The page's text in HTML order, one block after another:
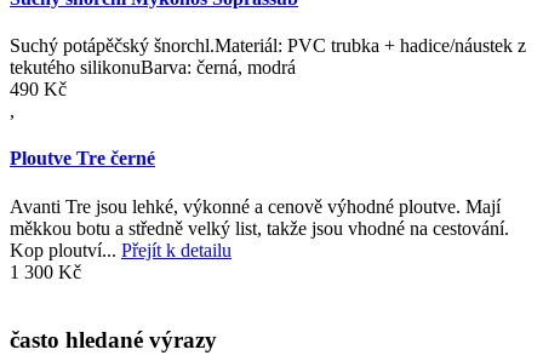
Suchý potápěčský šnorchl.Materiál: PVC trubka + hadice/náustek z
tekutého silikonuBarva: černá, modrá
490 Kč
,
Ploutve Tre černé
Avanti Tre jsou lehké, výkonné a cenově výhodné ploutve. Mají
měkkou botu a středně velký list, takže jsou vhodné na cestování.
Kop ploutví... Přejít k detailu
1 300 Kč
často hledané výrazy